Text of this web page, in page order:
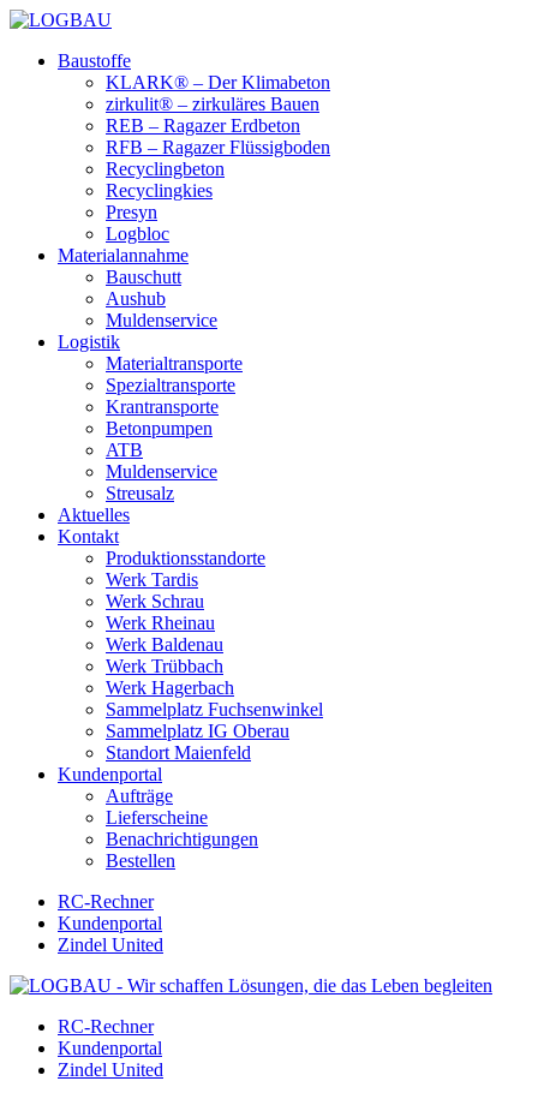
Baustoffe
KLARK® – Der Klimabeton
zirkulit® – zirkuläres Bauen
REB – Ragazer Erdbeton
RFB – Ragazer Flüssigboden
Recyclingbeton
Recyclingkies
Presyn
Logbloc
Materialannahme
Bauschutt
Aushub
Muldenservice
Logistik
Materialtransporte
Spezialtransporte
Krantransporte
Betonpumpen
ATB
Muldenservice
Streusalz
Aktuelles
Kontakt
Produktionsstandorte
Werk Tardis
Werk Schrau
Werk Rheinau
Werk Baldenau
Werk Trübbach
Werk Hagerbach
Sammelplatz Fuchsenwinkel
Sammelplatz IG Oberau
Standort Maienfeld
Kundenportal
Aufträge
Lieferscheine
Benachrichtigungen
Bestellen
RC-Rechner
Kundenportal
Zindel United
RC-Rechner
Kundenportal
Zindel United